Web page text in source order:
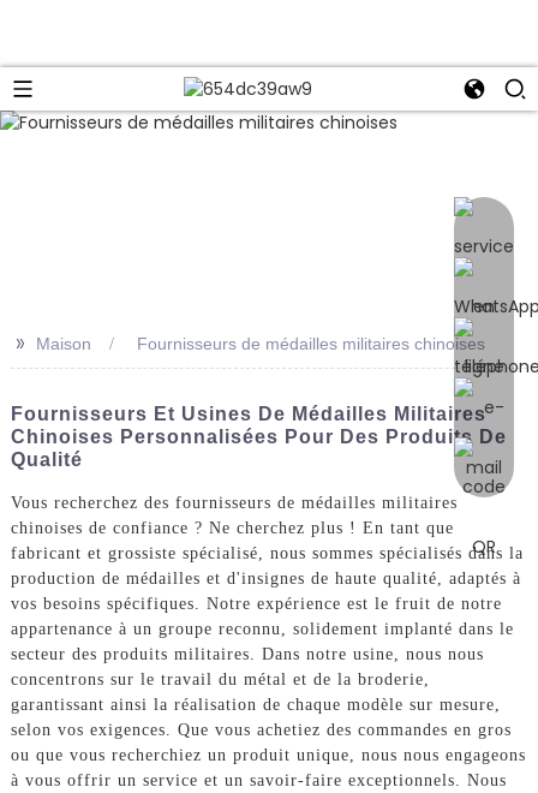
>> Maison Fournisseurs de médailles militaires chinoises
Fournisseurs Et Usines De Médailles Militaires
Chinoises Personnalisées Pour Des Produits De
Qualité
Vous recherchez des fournisseurs de médailles militaires
chinoises de confiance ? Ne cherchez plus ! En tant que
fabricant et grossiste spécialisé, nous sommes spécialisés dans la
production de médailles et d'insignes de haute qualité, adaptés à
vos besoins spécifiques. Notre expérience est le fruit de notre
appartenance à un groupe reconnu, solidement implanté dans le
secteur des produits militaires. Dans notre usine, nous nous
concentrons sur le travail du métal et de la broderie,
garantissant ainsi la réalisation de chaque modèle sur mesure,
selon vos exigences. Que vous achetiez des commandes en gros
ou que vous recherchiez un produit unique, nous nous engageons
à vous offrir un service et un savoir-faire exceptionnels. Nous